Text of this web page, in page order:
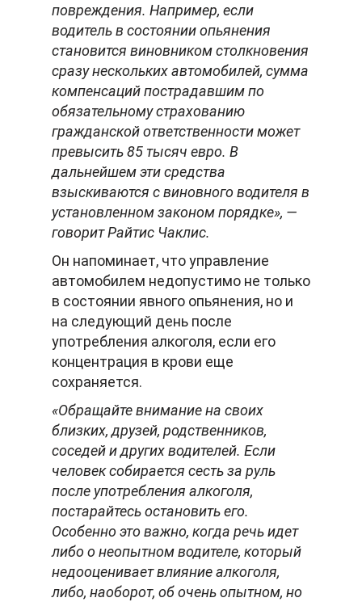
повреждения. Например, если
водитель в состоянии опьянения
становится виновником столкновения
сразу нескольких автомобилей, сумма
компенсаций пострадавшим по
обязательному страхованию
гражданской ответственности может
превысить 85 тысяч евро. В
дальнейшем эти средства
взыскиваются с виновного водителя в
установленном законом порядке», —
говорит Райтис Чаклис.
Он напоминает, что управление
автомобилем недопустимо не только
в состоянии явного опьянения, но и
на следующий день после
употребления алкоголя, если его
концентрация в крови еще
сохраняется.
«Обращайте внимание на своих
близких, друзей, родственников,
соседей и других водителей. Если
человек собирается сесть за руль
после употребления алкоголя,
постарайтесь остановить его.
Особенно это важно, когда речь идет
либо о неопытном водителе, который
недооценивает влияние алкоголя,
либо, наоборот, об очень опытном, но